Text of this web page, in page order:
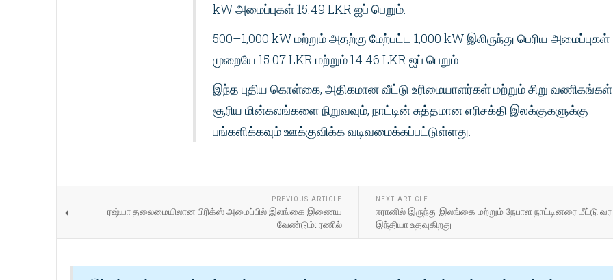
kW அமைப்புகள் 15.49 LKR ஐப் பெறும்.
500–1,000 kW மற்றும் அதற்கு மேற்பட்ட 1,000 kW இலிருந்து பெரிய அமைப்புகள்
முறையே 15.07 LKR மற்றும் 14.46 LKR ஐப் பெறும்.
இந்த புதிய கொள்கை, அதிகமான வீட்டு உரிமையாளர்கள் மற்றும் சிறு வணிகங்கள்
சூரிய மின்கலங்களை நிறுவவும், நாட்டின் சுத்தமான எரிசக்தி இலக்குகளுக்கு
பங்களிக்கவும் ஊக்குவிக்க வடிவமைக்கப்பட்டுள்ளது.
PREVIOUS ARTICLE
ரஷ்யா தலைமையிலான பிரிக்ஸ் அமைப்பில் இலங்கை இணைய
வேண்டும்: ரணில்
NEXT ARTICLE
ஈரானில் இருந்து இலங்கை மற்றும் நேபாள நாட்டினரை மீட்டு வர
இந்தியா உதவுகிறது